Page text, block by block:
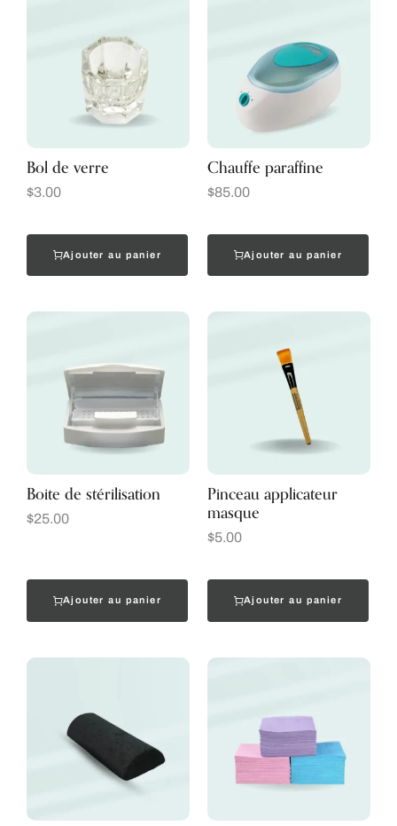
Bol de verre
$3.00
Ajouter au panier
Chauffe paraffine
$85.00
Ajouter au panier
Boite de stérilisation
$25.00
Ajouter au panier
Pinceau applicateur
masque
$5.00
Ajouter au panier